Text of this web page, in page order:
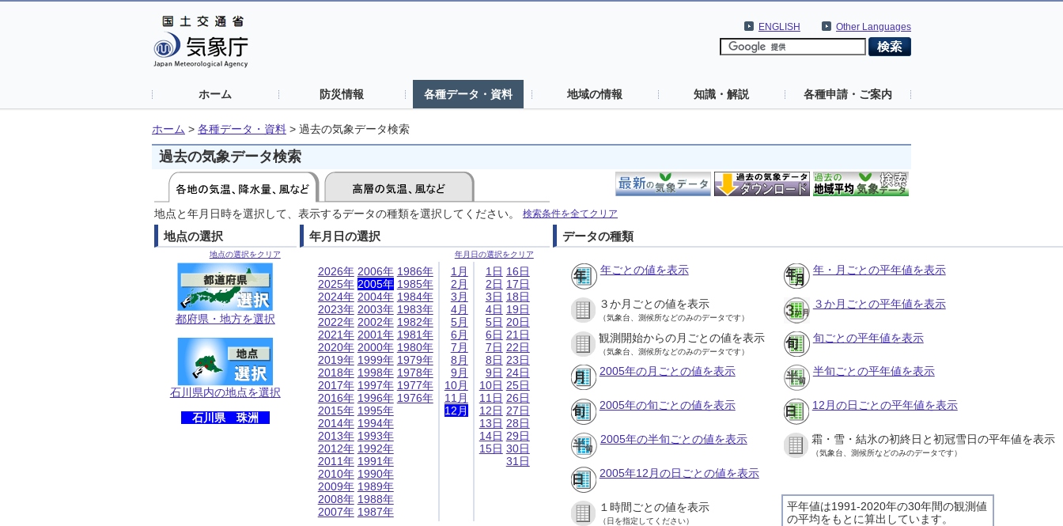
Other Languages
ENGLISH
ホーム 防災情報 各種データ・資料 地域の情報 知識・解説 各種申請・ご案内
ホーム > 各種データ・資料 > 過去の気象データ検索
過去の気象データ検索
地点と年月日時を選択して、表示するデータの種類を選択してください。 検索条件を全てクリア
地点の選択
地点の選択をクリア
都府県・地方を選択
石川県内の地点を選択
石川県 珠洲
年月日の選択
年月日の選択をクリア
2026年
2025年
2024年
2023年
2022年
2021年
2020年
2019年
2018年
2017年
2016年
2015年
2014年
2013年
2012年
2011年
2010年
2009年
2008年
2007年
2006年
2005年
2004年
2003年
2002年
2001年
2000年
1999年
1998年
1997年
1996年
1995年
1994年
1993年
1992年
1991年
1990年
1989年
1988年
1987年
1986年
1985年
1984年
1983年
1982年
1981年
1980年
1979年
1978年
1977年
1976年
1月
2月
3月
4月
5月
6月
7月
8月
9月
10月
11月
12月
1日
2日
3日
4日
5日
6日
7日
8日
9日
10日
11日
12日
13日
14日
15日
16日
17日
18日
19日
20日
21日
22日
23日
24日
25日
26日
27日
28日
29日
30日
31日
データの種類
年ごとの値を表示 年・月ごとの平年値を表示
３か月ごとの値を表示
（気象台、測候所などのみのデータです）
３か月ごとの平年値を表示
観測開始からの月ごとの値を表示
（気象台、測候所などのみのデータです）
旬ごとの平年値を表示
2005年の月ごとの値を表示 半旬ごとの平年値を表示
2005年の旬ごとの値を表示 12月の日ごとの平年値を表示
2005年の半旬ごとの値を表示 霜・雪・結氷の初終日と初冠雪日の平年値を表示
（気象台、測候所などのみのデータです）
2005年12月の日ごとの値を表示
平年値は1991-2020年の30年間の観測値
の平均をもとに算出しています。
１時間ごとの値を表示
（日を指定してください）